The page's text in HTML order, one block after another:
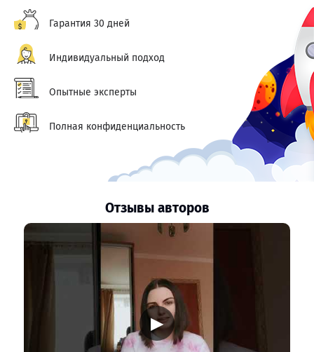
Гарантия 30 дней
Индивидуальный подход
Опытные эксперты
Полная конфиденциальность
Отзывы авторов
▶